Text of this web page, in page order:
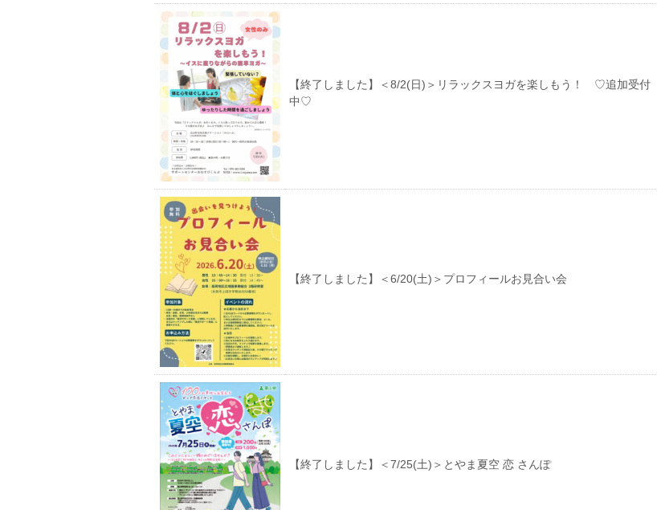
【終了しました】＜8/2(日)＞リラックスヨガを楽しもう！ ♡追加受付
中♡
【終了しました】＜6/20(土)＞プロフィールお見合い会
【終了しました】＜7/25(土)＞とやま夏空 恋 さんぽ